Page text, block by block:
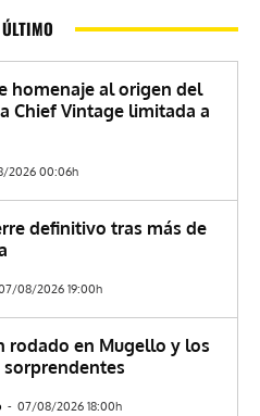
homenaje al origen del
Chief Vintage limitada a
2026 00:06h
definitivo tras más de
08/2026 19:00h
rodado en Mugello y los
- 07/08/2026 18:00h